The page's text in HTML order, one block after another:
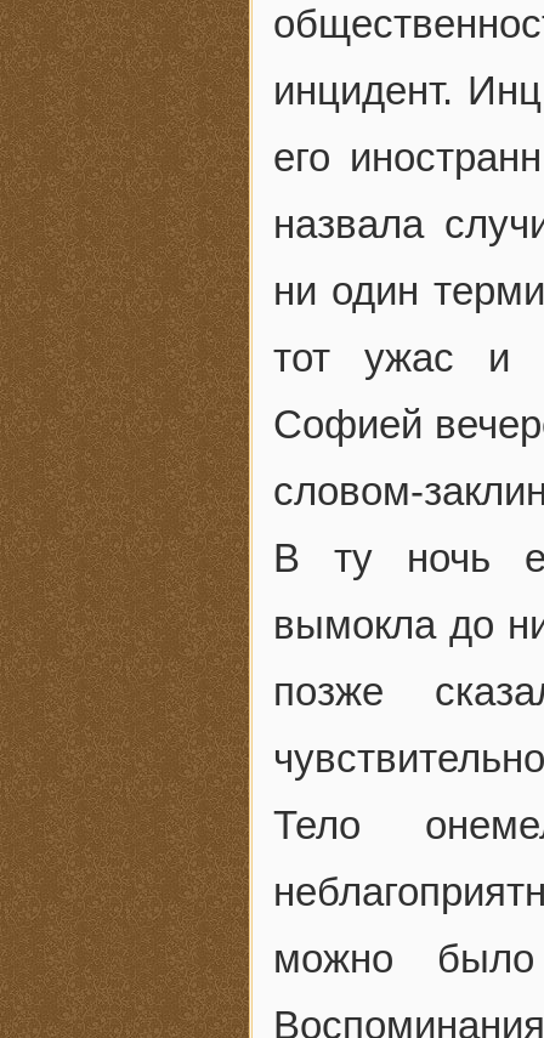
инцидент.
его
назвала
ни один
тот ужас и
Софией
словом-
В ту ночь
вымокла до
позже
Тело
можно